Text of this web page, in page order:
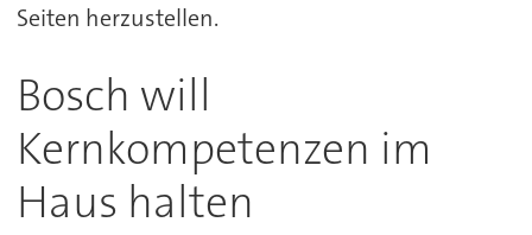
Seiten herzustellen.
Bosch will
Kernkompetenzen im
Haus halten